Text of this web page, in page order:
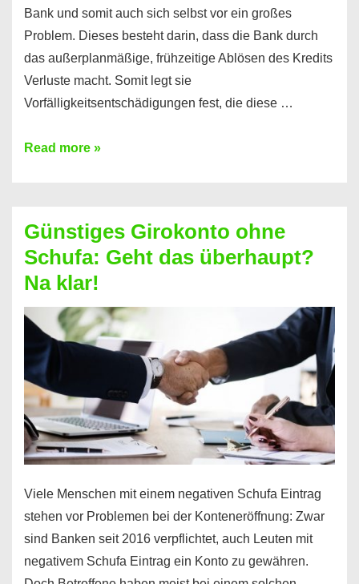
Bank und somit auch sich selbst vor ein großes
Problem. Dieses besteht darin, dass die Bank durch
das außerplanmäßige, frühzeitige Ablösen des Kredits
Verluste macht. Somit legt sie
Vorfälligkeitsentschädigungen fest, die diese …
Kredit
dabei
profitieren
–
So
funktioniert’s
Read more »
Günstiges Girokonto ohne
Schufa: Geht das überhaupt?
Na klar!
Viele Menschen mit einem negativen Schufa Eintrag
stehen vor Problemen bei der Konteneröffnung: Zwar
sind Banken seit 2016 verpflichtet, auch Leuten mit
negativem Schufa Eintrag ein Konto zu gewähren.